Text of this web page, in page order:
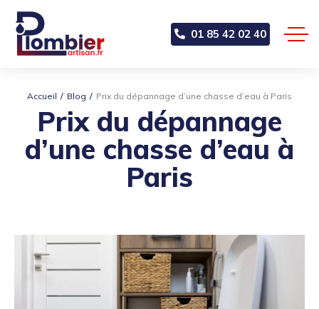
01 85 42 02 40
Accueil Blog Prix du dépannage d’une chasse d’eau à Paris
Prix du dépannage
d’une chasse d’eau à
Paris